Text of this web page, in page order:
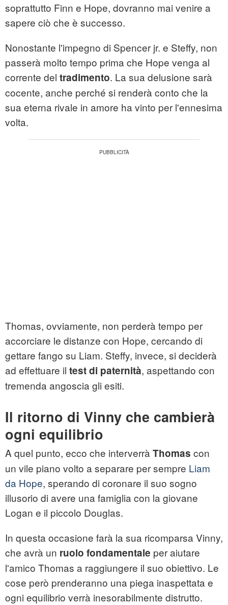
soprattutto Finn e Hope, dovranno mai venire a
sapere ciò che è successo.
Nonostante l'impegno di Spencer jr. e Steffy, non
passerà molto tempo prima che Hope venga al
corrente del tradimento. La sua delusione sarà
cocente, anche perché si renderà conto che la
sua eterna rivale in amore ha vinto per l'ennesima
volta.
Thomas, ovviamente, non perderà tempo per
accorciare le distanze con Hope, cercando di
gettare fango su Liam. Steffy, invece, si deciderà
ad effettuare il test di paternità, aspettando con
tremenda angoscia gli esiti.
Il ritorno di Vinny che cambierà
ogni equilibrio
A quel punto, ecco che interverrà Thomas con
un vile piano volto a separare per sempre Liam
da Hope, sperando di coronare il suo sogno
illusorio di avere una famiglia con la giovane
Logan e il piccolo Douglas.
In questa occasione farà la sua ricomparsa Vinny,
che avrà un ruolo fondamentale per aiutare
l'amico Thomas a raggiungere il suo obiettivo. Le
cose però prenderanno una piega inaspettata e
ogni equilibrio verrà inesorabilmente distrutto.